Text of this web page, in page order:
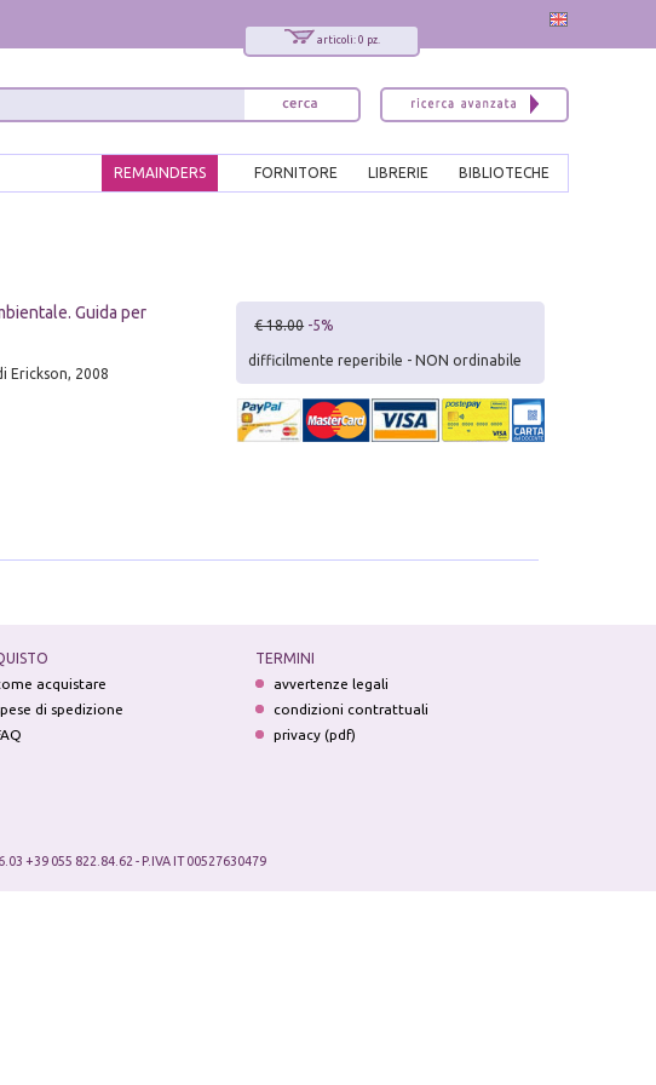
articoli: 0 pz.
BIBLIOTECHE
LIBRERIE
FORNITORE
REMAINDERS
Guida per
Erickson, 2008
€ 18.00 -5%
difficilmente reperibile - NON ordinabile
acquistare
di spedizione
TERMINI
avvertenze legali
condizioni contrattuali
privacy (pdf)
+39 055 822.84.62 - P.IVA IT 00527630479